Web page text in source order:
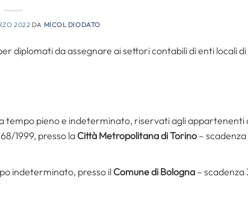
2022 DA MICOL DIODATO
diplomati da assegnare ai settori contabili di enti locali
tempo pieno e indeterminato, riservati agli appartenenti
1999, presso la Città Metropolitana di Torino– scadenza
indeterminato, presso il Comune di Bologna– scadenza